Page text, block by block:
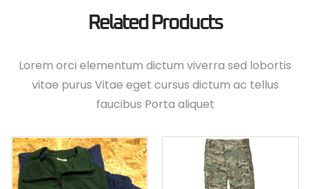
Related Products
Lorem orci elementum dictum viverra sed lobortis
vitae purus Vitae eget cursus dictum ac tellus
faucibus Porta aliquet